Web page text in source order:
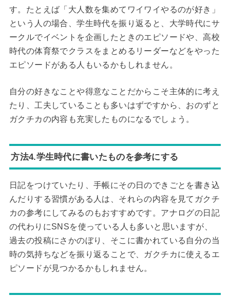
す。たとえば「大人数を集めてワイワイやるのが好き」
という人の場合、学生時代を振り返ると、大学時代にサ
ークルでイベントを企画したときのエピソードや、高校
時代の体育祭でクラスをまとめるリーダーなどをやった
エピソードがある人もいるかもしれません。
自分の好きなことや得意なことだからこそ主体的に考え
たり、工夫していることも多いはずですから、おのずと
ガクチカの内容も充実したものになるでしょう。
方法4.学生時代に書いたものを参考にする
日記をつけていたり、手帳にその日のできごとを書き込
んだりする習慣がある人は、それらの内容を見てガクチ
カの参考にしてみるのもおすすめです。アナログの日記
の代わりにSNSを使っている人も多いと思いますが、
過去の投稿にさかのぼり、そこに書かれている自分の当
時の気持ちなどを振り返ることで、ガクチカに使えるエ
ピソードが見つかるかもしれません。